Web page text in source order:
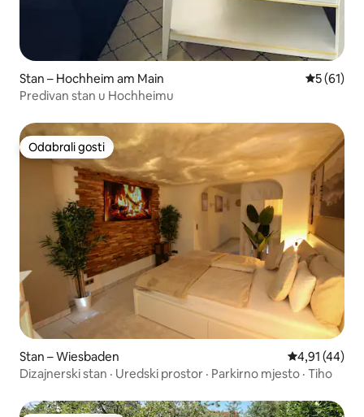
Stan – Hochheim am Main Prosječna
5 (61)
Predivan stan u Hochheimu
Odabrali gosti
Odabrali gosti
Stan – Wiesbaden Prosječna
4,91 (44)
Dizajnerski stan · Uredski prostor · Parkirno mjesto · Tiho